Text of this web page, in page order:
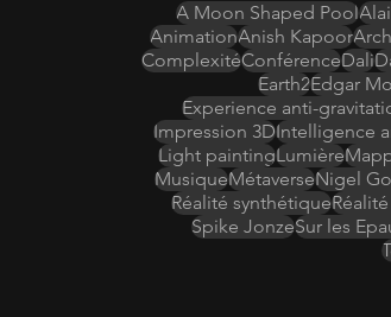
A Moon Shaped Pool
AnimationAnish Kapoor
ComplexitéConférenceDali
Earth2Edgar
Experience anti-
Impression 3DIntelligence
Light paintingLumière
MusiqueMétaverseNigel
Réalité synthétique
Spike JonzeSur les